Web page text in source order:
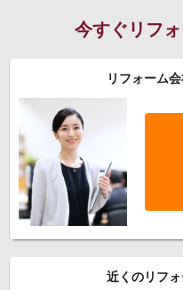
今すぐリフ
リフォーム
近くのリフ